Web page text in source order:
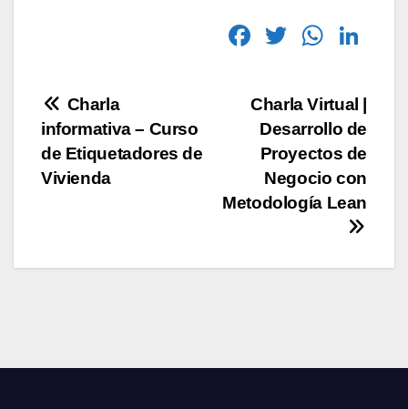
F
c
e
b
o
o
T
tt
er
W
at
s
A
p
p
k
e
dI
n
Charla Virtual |
Desarrollo de
Proyectos de
Negocio con
Metodología Lean
Charla
informativa – Curso
de Etiquetadores de
Vivienda